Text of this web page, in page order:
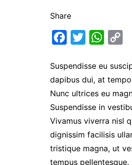
Share
c
e
b
o
o
k
i
t
t
e
r
W
a
t
s
A
p
p
p
y
L
i
n
k
Suspendisse eu
dapibus dui, at
Nunc ultrices eu
Suspendisse in
Vivamus viverra nisl
dignissim facilisis
tristique magna, ut
tempus